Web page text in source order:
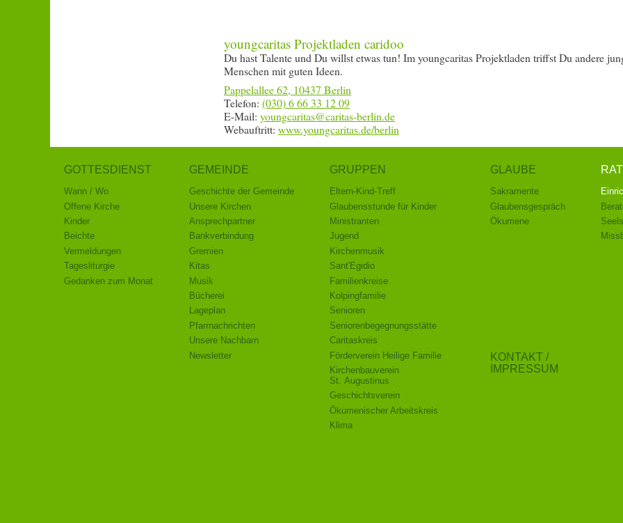
youngcaritas Projektladen caridoo
Du hast Talente und Du willst etwas tun! Im youngcaritas Projektladen triffst Du andere
Menschen mit guten Ideen.
Pappelallee 62, 10437 Berlin
Telefon: (030) 6 66 33 12 09
E-Mail:
Webauftritt: www.youngcaritas.de/berlin
GOTTESDIENST
Wann / Wo
Offene Kirche
Kinder
Beichte
Vermeldungen
Tagesliturgie
Gedanken zum Monat
GEMEINDE
Geschichte der Gemeinde
Unsere Kirchen
Ansprechpartner
Bankverbindung
Gremien
Kitas
Musik
Bücherei
Lageplan
Pfarrnachrichten
Unsere Nachbarn
Newsletter
GRUPPEN
Eltern-Kind-Treff
Glaubensstunde für Kinder
Ministranten
Jugend
Kirchenmusik
Sant'Egidio
Familienkreise
Kolpingfamilie
Senioren
Senioren­begegnungs­stätte
Caritaskreis
Förderverein Heilige Familie
Kirchenbauverein
St. Augustinus
Geschichtsverein
Ökumenischer Arbeitskreis
Klima
GLAUBE
Sakramente
Glaubensgespräch
Ökumene
KONTAKT /
IMPRESSUM